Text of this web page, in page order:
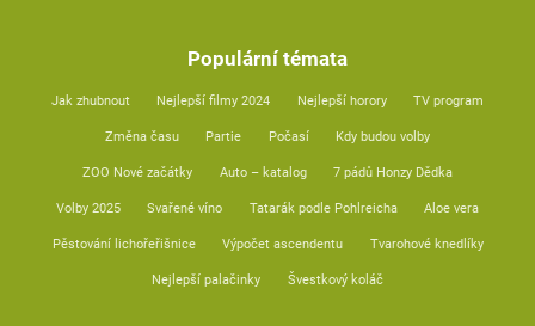
Populární témata
Jak zhubnout Nejlepší filmy 2024 Nejlepší horory TV program
Změna času Partie Počasí Kdy budou volby
ZOO Nové začátky Auto – katalog 7 pádů Honzy Dědka
Volby 2025 Svařené víno Tatarák podle Pohlreicha Aloe vera
Pěstování lichořeřišnice Výpočet ascendentu Tvarohové knedlíky
Nejlepší palačinky Švestkový koláč